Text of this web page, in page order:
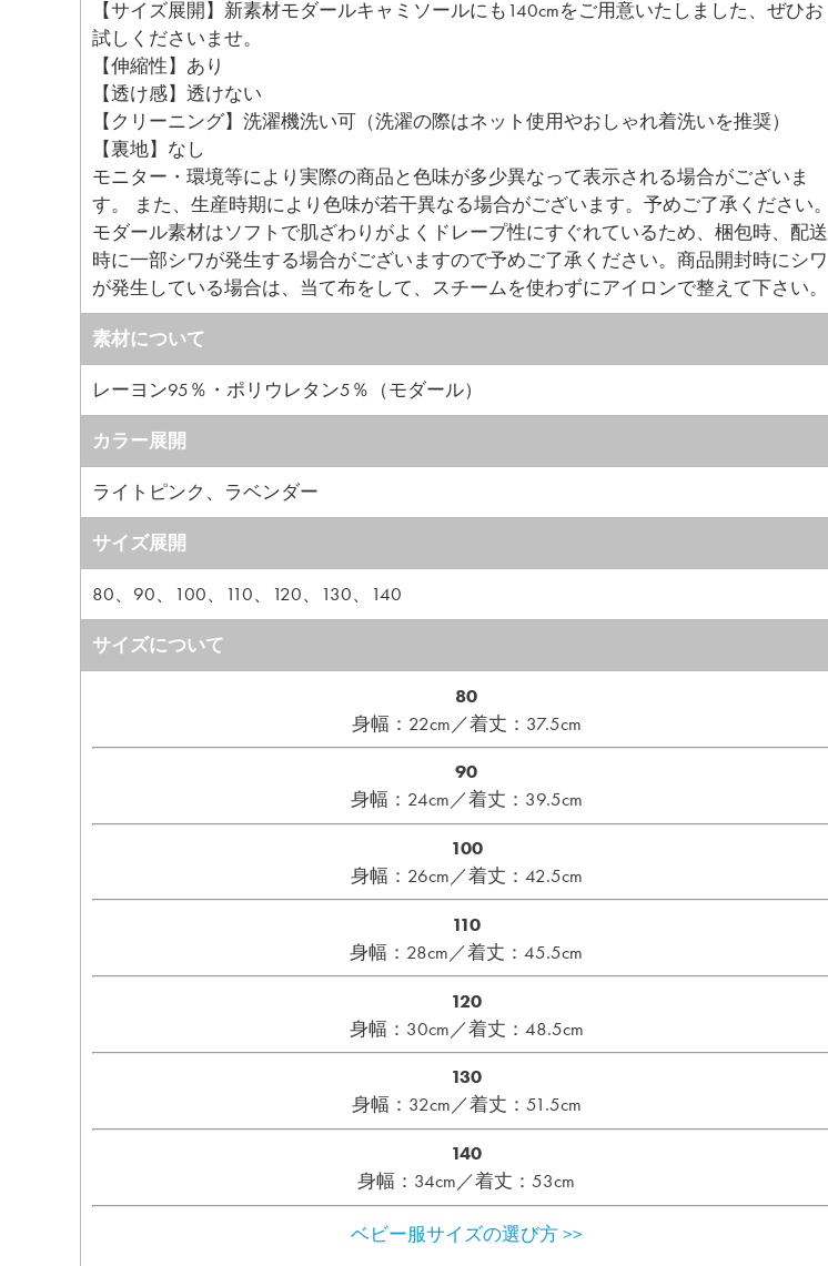
【サイズ展開】新素材モダールキャミソールにも140cmをご用意いたしました、ぜひお
試しくださいませ。
【伸縮性】あり
【透け感】透けない
【クリーニング】洗濯機洗い可（洗濯の際はネット使用やおしゃれ着洗いを推奨）
【裏地】なし
モニター・環境等により実際の商品と色味が多少異なって表示される場合がございま
す。 また、生産時期により色味が若干異なる場合がございます。予めご了承ください。
モダール素材はソフトで肌ざわりがよくドレープ性にすぐれているため、梱包時、配送
時に一部シワが発生する場合がございますので予めご了承ください。商品開封時にシワ
が発生している場合は、当て布をして、スチームを使わずにアイロンで整えて下さい。
素材について
レーヨン95％・ポリウレタン5％（モダール）
カラー展開
ライトピンク、ラベンダー
サイズ展開
80、90、100、110、120、130、140
サイズについて
80
身幅：22cm／着丈：37.5cm
90
身幅：24cm／着丈：39.5cm
100
身幅：26cm／着丈：42.5cm
110
身幅：28cm／着丈：45.5cm
120
身幅：30cm／着丈：48.5cm
130
身幅：32cm／着丈：51.5cm
140
身幅：34cm／着丈：53cm
ベビー服サイズの選び方 >>